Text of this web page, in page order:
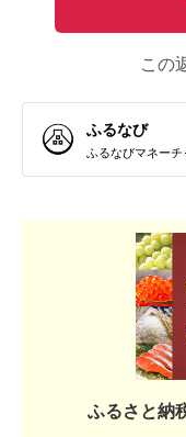
この
ふるなび
ふるなびマネーチ
ふるさと納